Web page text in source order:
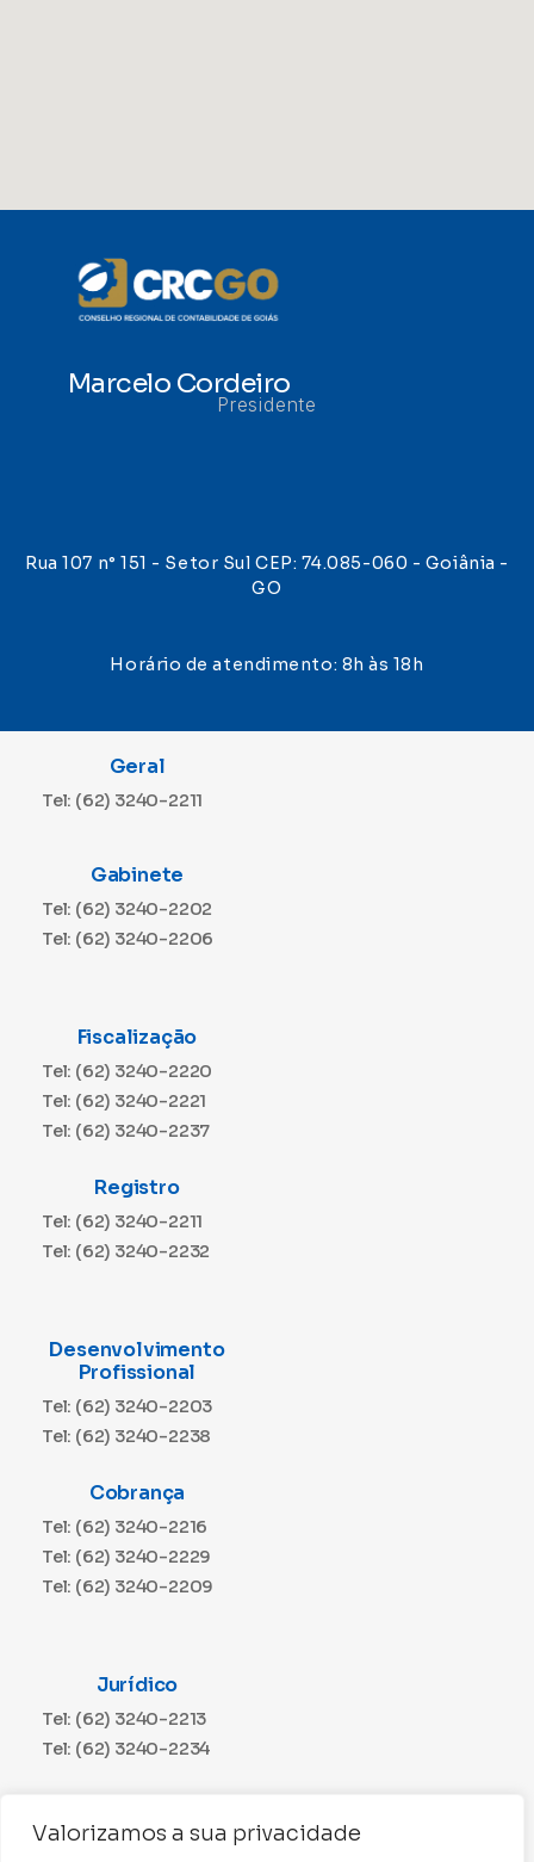
Valorizamos a sua privacidade
Marcelo Cordeiro
Presidente
Rua 107 n° 151 - Setor Sul CEP: 74.085-060 - Goiânia -
GO
Horário de atendimento: 8h às 18h
Geral
Tel: (62) 3240-2211
Gabinete
Tel: (62) 3240-2202
Tel: (62) 3240-2206
Fiscalização
Tel: (62) 3240-2220
Tel: (62) 3240-2221
Tel: (62) 3240-2237
Registro
Tel: (62) 3240-2211
Tel: (62) 3240-2232
Desenvolvimento
Profissional
Tel: (62) 3240-2203
Tel: (62) 3240-2238
Cobrança
Tel: (62) 3240-2216
Tel: (62) 3240-2229
Tel: (62) 3240-2209
Jurídico
Tel: (62) 3240-2213
Tel: (62) 3240-2234
Tel: (62) 3240-2230